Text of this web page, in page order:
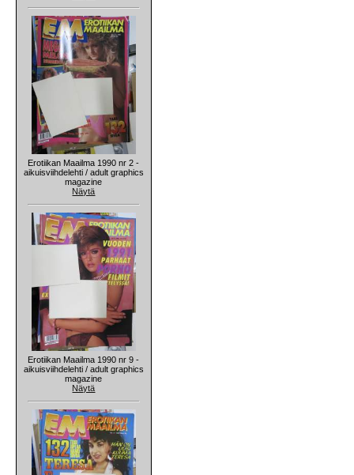
Erotiikan Maailma 1990 nr 2 -
aikuisviihdelehti / adult graphics
magazine
Näytä
Erotiikan Maailma 1990 nr 9 -
aikuisviihdelehti / adult graphics
magazine
Näytä